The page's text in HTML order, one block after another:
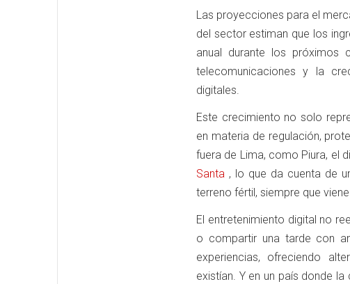
Las proyecciones para el
del sector estiman que los
anual durante los próximos
telecomunicaciones y la
digitales.
Este crecimiento no solo
en materia de regulación,
fuera de Lima, como Piura, el
Santa , lo que da cuenta de
terreno fértil, siempre que
El entretenimiento digital no
o compartir una tarde con
experiencias, ofreciendo
existían. Y en un país donde